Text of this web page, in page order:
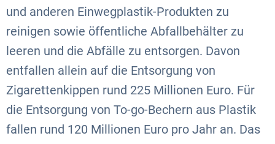
und anderen Einwegplastik-Produkten zu
reinigen sowie öffentliche Abfallbehälter zu
leeren und die Abfälle zu entsorgen. Davon
entfallen allein auf die Entsorgung von
Zigarettenkippen rund 225 Millionen Euro. Für
die Entsorgung von To-go-Bechern aus Plastik
fallen rund 120 Millionen Euro pro Jahr an. Das